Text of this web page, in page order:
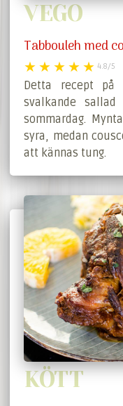
VEGO
Tabbouleh med
4.8/5
Detta recept på
svalkande
sommardag.
syra, medan
att kännas tung.
KÖTT